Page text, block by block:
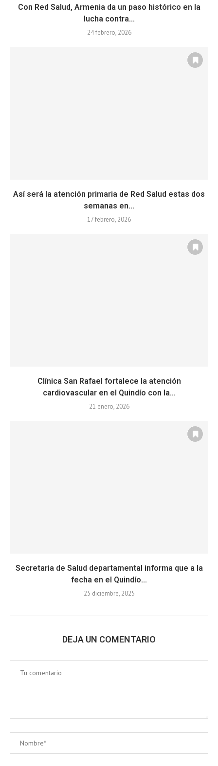
Con Red Salud, Armenia da un paso histórico en la
lucha contra...
24 febrero, 2026
Así será la atención primaria de Red Salud estas dos
semanas en...
17 febrero, 2026
Clínica San Rafael fortalece la atención
cardiovascular en el Quindío con la...
21 enero, 2026
Secretaria de Salud departamental informa que a la
fecha en el Quindío...
25 diciembre, 2025
DEJA UN COMENTARIO